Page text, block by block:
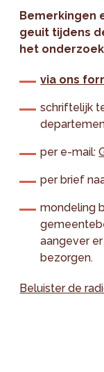
Bemerkingen
geuit tijdens
het
via ons
schriftelijk
per e-mail:
per brief
mondeling
aangever
bezorgen.
Beluister de